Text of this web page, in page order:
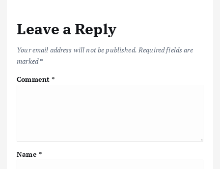
Leave a Reply
Your email address will not be published. Required fields are
marked*
Comment*
Name *